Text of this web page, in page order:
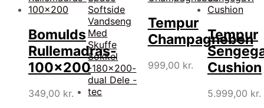
Bomulds
Rullemadras-
100×200
349,00 kr.
Tempur
Champagneben
999,00 kr.
Tempur
Cushion
5.999,00 kr.